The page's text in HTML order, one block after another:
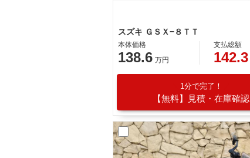
スズキ ＧＳＸ−８ＴＴ
本体価格
138.6 万円
支払総額
142.3
1分で完了！
【無料】見積・在庫確認